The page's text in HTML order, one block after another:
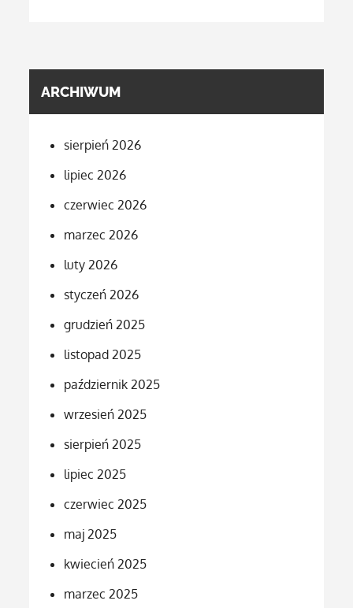
ARCHIWUM
sierpień 2026
lipiec 2026
czerwiec 2026
marzec 2026
luty 2026
styczeń 2026
grudzień 2025
listopad 2025
październik 2025
wrzesień 2025
sierpień 2025
lipiec 2025
czerwiec 2025
maj 2025
kwiecień 2025
marzec 2025